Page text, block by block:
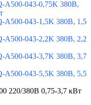
A500-043-0,75K 380В,
A500-043-1,5K 380В, 1,5
A500-043-2,2K 380В, 2,2
A500-043-3,7K 380В, 3,7
A500-043-5,5K 380В, 5,5
220/380В 0,75-3,7 кВт